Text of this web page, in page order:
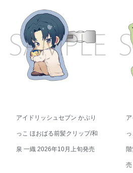
アイドリッシュセブン かぷり
っこ ほおばる前髪クリップ/和
泉 一織 2026年10月上旬発売
売